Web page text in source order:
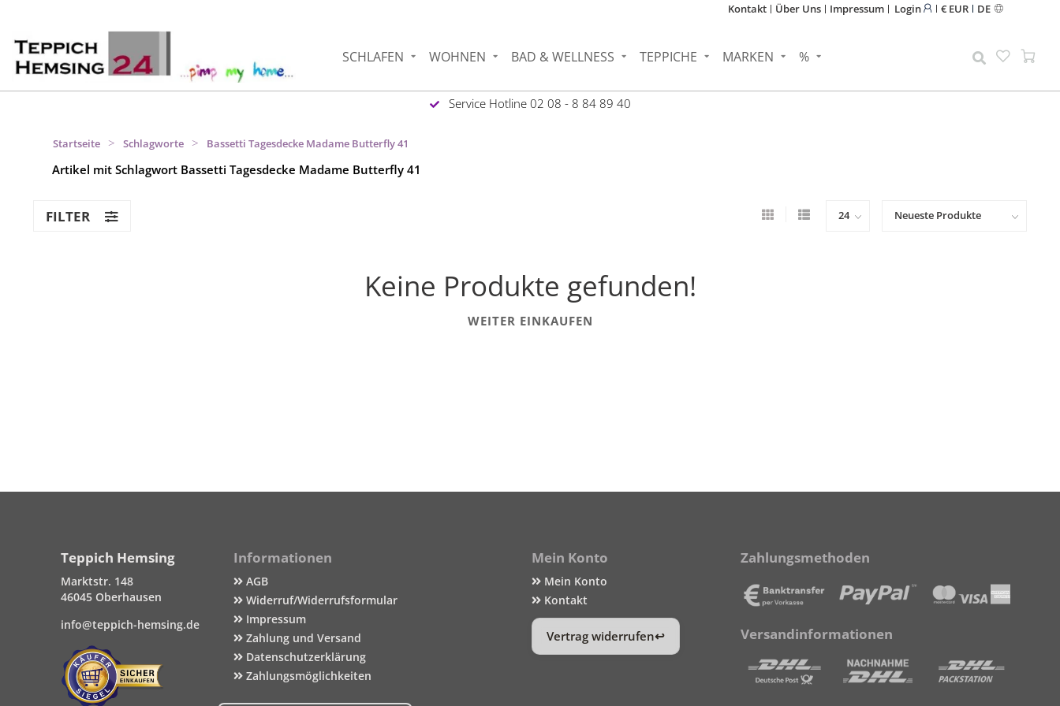
Kontakt Über Uns Impressum Login € EUR DE
SCHLAFEN WOHNEN BAD & WELLNESS TEPPICHE MARKEN %
Service Hotline 02 08 - 8 84 89 40
Startseite > Schlagworte > Bassetti Tagesdecke Madame Butterfly 41
Artikel mit Schlagwort Bassetti Tagesdecke Madame Butterfly 41
FILTER
Keine Produkte gefunden!
WEITER EINKAUFEN
Teppich Hemsing
Marktstr. 148
46045 Oberhausen
info@teppich-hemsing.de
Informationen
AGB
Widerruf/Widerrufsformular
Impressum
Zahlung und Versand
Datenschutzerklärung
Zahlungsmöglichkeiten
Mein Konto
Mein Konto
Kontakt
Vertrag widerrufen
Zahlungsmethoden
Versandinformationen